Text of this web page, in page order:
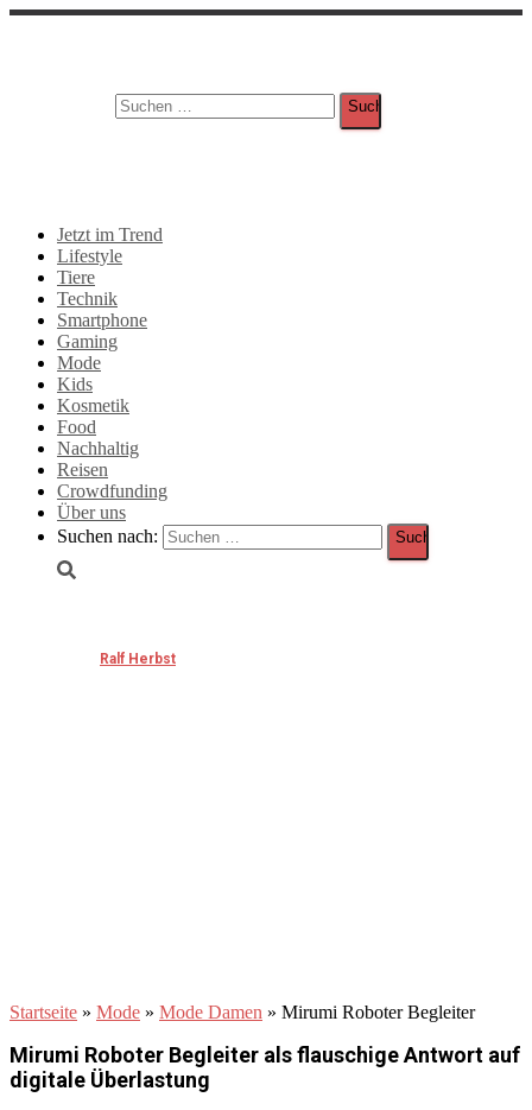
Jetzt im Trend
Lifestyle
Tiere
Technik
Smartphone
Gaming
Mode
Kids
Kosmetik
Food
Nachhaltig
Reisen
Crowdfunding
Über uns
Suchen nach:
Ralf Herbst
Startseite » Mode » Mode Damen » Mirumi Roboter Begleiter
Mirumi Roboter Begleiter als flauschige Antwort auf
digitale Überlastung